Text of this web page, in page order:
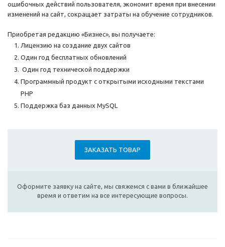
ошибочных действий пользователя, экономит время при внесении
изменений на сайт, сокращает затраты на обучение сотрудников.
Приобретая редакцию «Бизнес», вы получаете:
Лицензию на создание двух сайтов
Один год бесплатных обновлений
Один год технической поддержки
Программный продукт с открытыми исходными текстами
PHP
Поддержка баз данных MySQL
ЗАКАЗАТЬ ТОВАР
Оформите заявку на сайте, мы свяжемся с вами в ближайшее
время и ответим на все интересующие вопросы.